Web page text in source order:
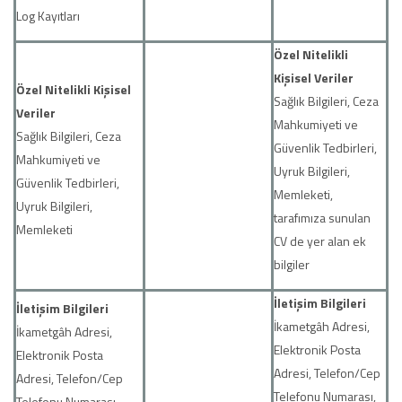
Log Kayıtları
Özel Nitelikli Kişisel
Veriler
Sağlık Bilgileri, Ceza
Mahkumiyeti ve
Güvenlik Tedbirleri,
Uyruk Bilgileri,
Memleketi
Özel Nitelikli
Kişisel Veriler
Sağlık Bilgileri, Ceza
Mahkumiyeti ve
Güvenlik Tedbirleri,
Uyruk Bilgileri,
Memleketi,
tarafımıza sunulan
CV de yer alan ek
bilgiler
İletişim Bilgileri
İkametgâh Adresi,
Elektronik Posta
Adresi, Telefon/Cep
İletişim Bilgileri
İkametgâh Adresi,
Elektronik Posta
Adresi, Telefon/Cep
Telefonu Numarası,